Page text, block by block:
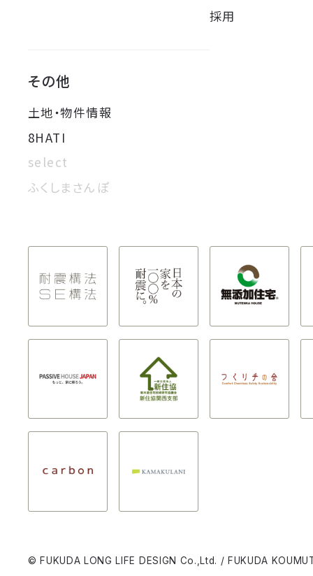
採用
その他
土地・物件情報
8HATI
select
ふくしまさんぽ
© FUKUDA LONG LIFE DESIGN Co.,Ltd. / FUKUDA